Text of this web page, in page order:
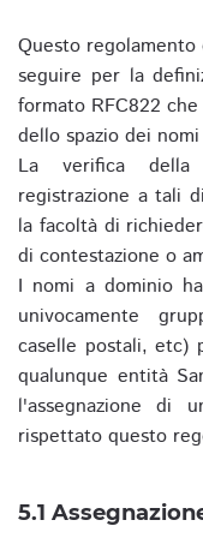
Questo
seguire per la
formato RFC822
dello spazio dei
La verifica della
registrazione a tali
la facoltà di
di contestazione o
I nomi a dominio
univocamente
caselle postali, etc)
qualunque entità
l'assegnazione di
rispettato questo
5.1